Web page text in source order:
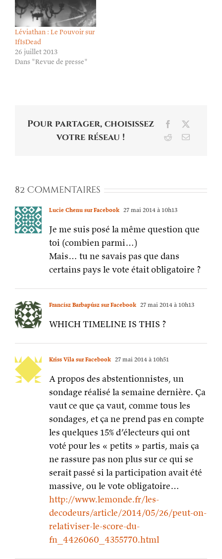
Pour partager, choisissez
votre réseau !
Lucie Chenu sur Facebook 27 mai 2014 à 10h13
certains pays le vote était obligatoire ?
Francísz Barbapúsz sur Facebook 27 mai 2014 à 10h13
WHICH TIMELINE IS THIS ?
sondage réalisé la semaine dernière. Ça
vaut ce que ça vaut, comme tous les
voté pour les « petits » partis, mais ça
ne rassure pas non plus sur ce qui se
serait passé si la participation avait été
massive, ou le vote obligatoire…
http://www.lemonde.fr/les-
decodeurs/article/2014/05/26/peut-on-
relativiser-le-score-du-
fn_4426060_4355770.html
Christophe Thill sur Facebook 27 mai 2014 à 10h56
« Le régime nazi se serait effondré sous
son propre poids et Hitler aurait été
destitué, voire assassiné par des